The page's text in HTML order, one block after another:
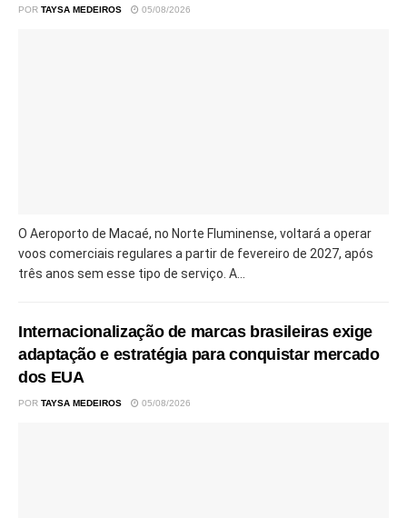
POR TAYSA MEDEIROS 05/08/2026
O Aeroporto de Macaé, no Norte Fluminense, voltará a operar
voos comerciais regulares a partir de fevereiro de 2027, após
três anos sem esse tipo de serviço. A...
Internacionalização de marcas brasileiras exige
adaptação e estratégia para conquistar mercado
dos EUA
POR TAYSA MEDEIROS 05/08/2026